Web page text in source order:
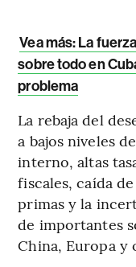
Vea más: La
sobre todo en
problema
La rebaja del
a bajos niveles
interno, altas
fiscales, caída
primas y la
de importantes
China, Europa y